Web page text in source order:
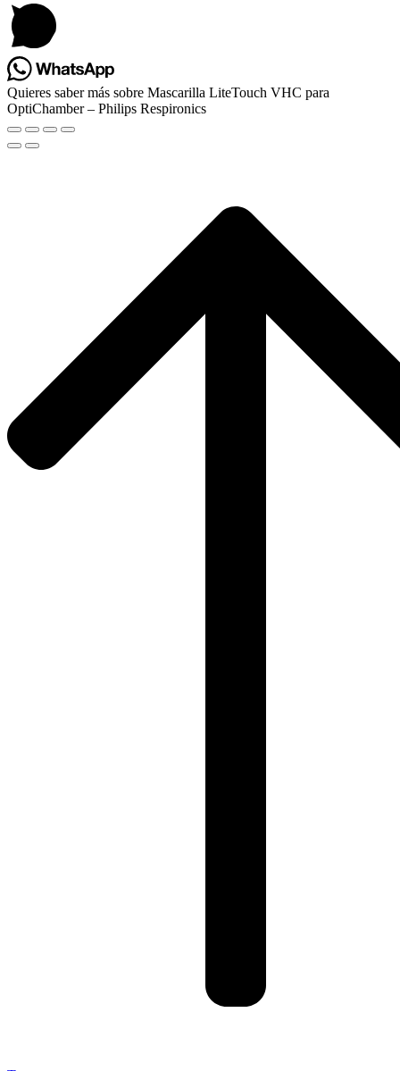
Quieres saber más sobre Mascarilla LiteTouch VHC para
OptiChamber – Philips Respironics